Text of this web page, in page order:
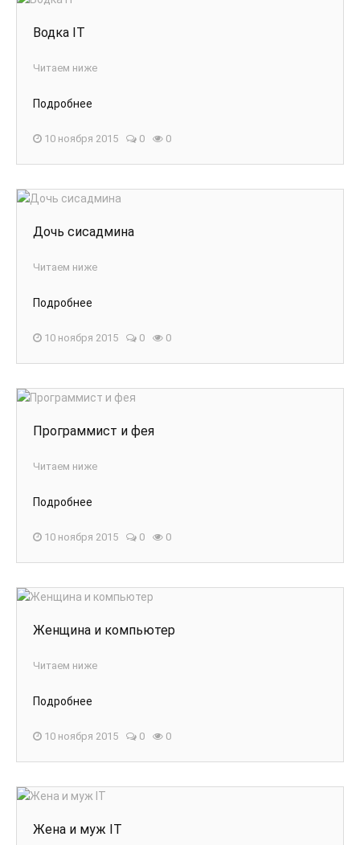
Водка IT
Читаем ниже
Подробнее
10 ноября 2015 0 0
Дочь сисадмина
Читаем ниже
Подробнее
10 ноября 2015 0 0
Программист и фея
Читаем ниже
Подробнее
10 ноября 2015 0 0
Женщина и компьютер
Читаем ниже
Подробнее
10 ноября 2015 0 0
Жена и муж IT